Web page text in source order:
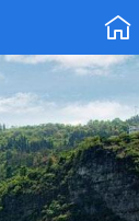
